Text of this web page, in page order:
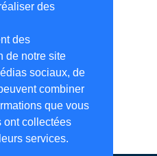
des
des
de notre site
sociaux, de
combiner
que vous
ont collectées
services.